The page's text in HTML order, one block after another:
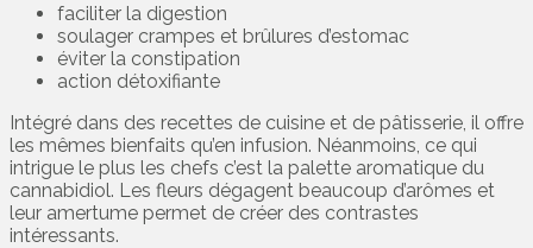
faciliter la digestion
soulager crampes et brûlures d’estomac
éviter la constipation
action détoxifiante
Intégré dans des recettes de cuisine et de pâtisserie, il offre
les mêmes bienfaits qu’en infusion. Néanmoins, ce qui
intrigue le plus les chefs c’est la palette aromatique du
cannabidiol. Les fleurs dégagent beaucoup d’arômes et
leur amertume permet de créer des contrastes
intéressants.